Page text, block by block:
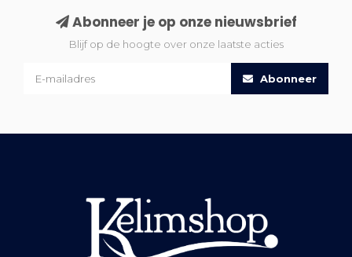
Abonneer je op onze nieuwsbrief
Blijf op de hoogte over onze laatste acties
Abonneer